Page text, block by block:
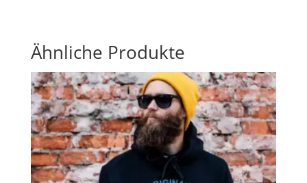
Ähnliche Produkte